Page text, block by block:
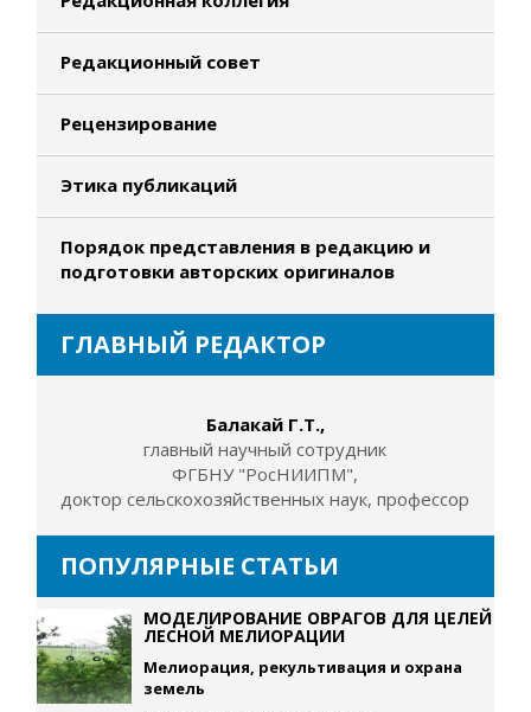
Редакционный совет
Рецензирование
Этика публикаций
Порядок представления в редакцию и
подготовки авторских оригиналов
ГЛАВНЫЙ РЕДАКТОР
Балакай Г.Т.,
главный научный сотрудник
ФГБНУ "РосНИИПМ",
доктор сельскохозяйственных наук, профессор
ПОПУЛЯРНЫЕ СТАТЬИ
МОДЕЛИРОВАНИЕ ОВРАГОВ ДЛЯ ЦЕЛЕЙ
ЛЕСНОЙ МЕЛИОРАЦИИ
Мелиорация, рекультивация и охрана
земель